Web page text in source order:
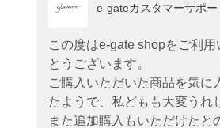
e-gateカスタマーサポー
この度はe-gate shopをご利
とうございます。
ご購入いただいた商品を気に
たようで、私どもも大変うれ
また追加購入もいただけたと